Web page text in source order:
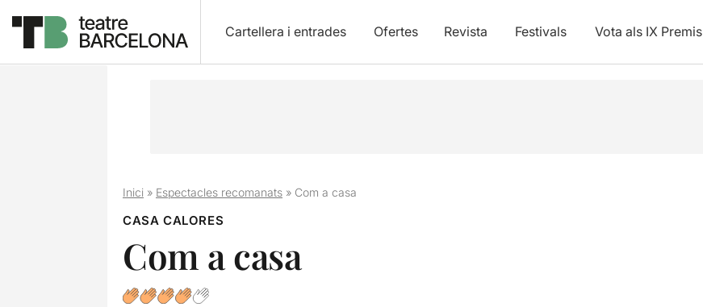
Cartellera i entrades Ofertes Revista Festivals Vota als IX Premis
Inici» Espectacles recomanats» Com a casa
CASA CALORES
Com a casa